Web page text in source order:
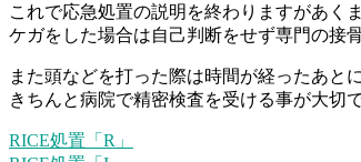
これで応急処置の説明を終わりますがあく
ケガをした場合は自己判断をせず専門の接
また頭などを打った際は時間が経ったあと
きちんと病院で精密検査を受ける事が大切で
RICE処置「R」